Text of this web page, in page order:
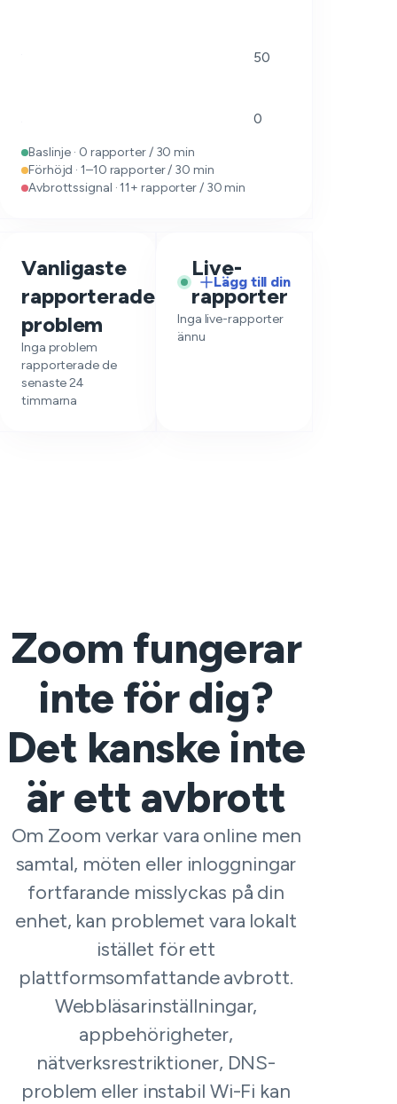
50
0
Baslinje · 0 rapporter / 30 min
Förhöjd · 1–10 rapporter / 30 min
Avbrottssignal · 11+ rapporter / 30 min
Vanligaste
rapporterade
problem
—
Inga problem
rapporterade de
senaste 24
timmarna
Live-
rapporter
Lägg till din
Inga live-rapporter
ännu
Zoom fungerar
inte för dig?
Det kanske inte
är ett avbrott
Om Zoom verkar vara online men
samtal, möten eller inloggningar
fortfarande misslyckas på din
enhet, kan problemet vara lokalt
istället för ett
plattformsomfattande avbrott.
Webbläsarinställningar,
appbehörigheter,
nätverksrestriktioner, DNS-
problem eller instabil Wi-Fi kan